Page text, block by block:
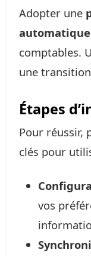
Adopter une
automatique
comptables.
une
Étapes
Pour réussir,
clés pour
vos